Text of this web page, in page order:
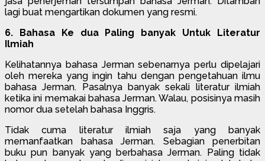
lagi buat mengartikan dokumen yang resmi.
6. Bahasa Ke dua Paling banyak Untuk Literatur
Ilmiah
Kelihatannya bahasa Jerman sebenarnya perlu dipelajari
oleh mereka yang ingin tahu dengan pengetahuan ilmu
bahasa Jerman. Pasalnya banyak sekali literatur ilmiah
ketika ini memakai bahasa Jerman. Walau, posisinya masih
nomor dua setelah bahasa Inggris.
Tidak cuma literatur ilmiah saja yang banyak
memanfaatkan bahasa Jerman. Sebagian penerbitan
buku pun banyak yang berbahasa Jerman. Paling tidak